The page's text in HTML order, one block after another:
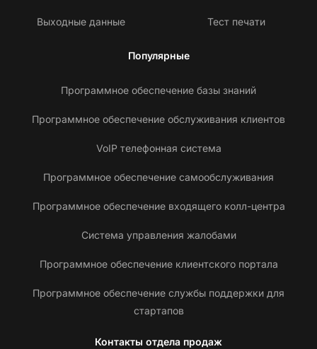
Выходные данные Тест печати
Популярные
Программное обеспечение базы знаний
Программное обеспечение обслуживания клиентов
VoIP телефонная система
Программное обеспечение самообслуживания
Программное обеспечение входящего колл-центра
Система управления жалобами
Программное обеспечение клиентского портала
Программное обеспечение службы поддержки для
стартапов
Контакты отдела продаж